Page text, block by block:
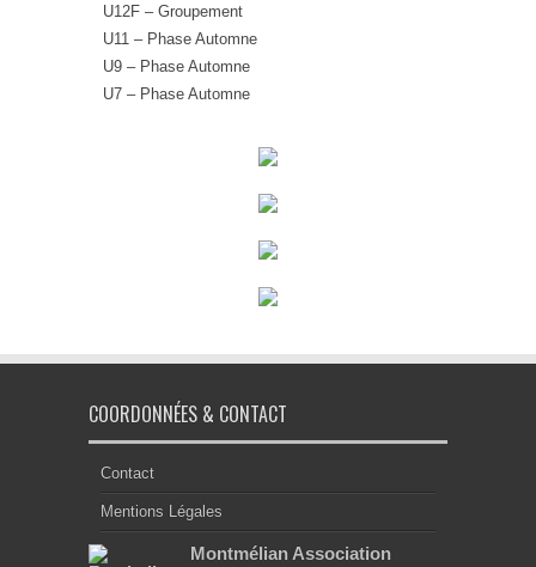
U12F – Groupement
U11 – Phase Automne
U9 – Phase Automne
U7 – Phase Automne
COORDONNÉES & CONTACT
Contact
Mentions Légales
Montmélian Association